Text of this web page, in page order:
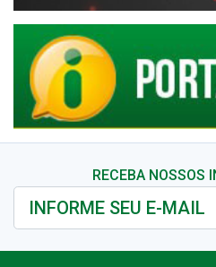
RECEBA NOSSOS